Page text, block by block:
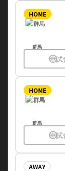
HOME
群馬
sports_basketball試
HOME
群馬
sports_basketball試
AWAY